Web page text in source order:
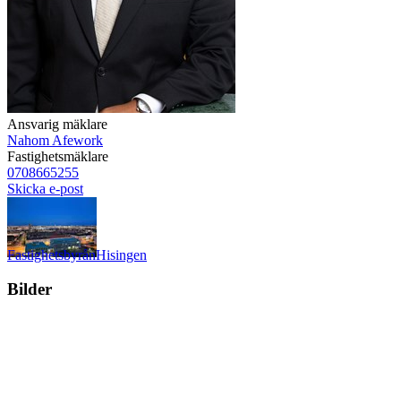
Ansvarig mäklare
Nahom Afework
Fastighetsmäklare
0708665255
Skicka e-post
FastighetsbyrånHisingen
Bilder